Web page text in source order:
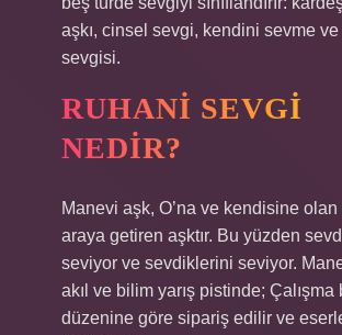
aşkı, cinsel sevgi, kendini sevme ve
sevgisi.
RUHANI SEVGI
NEDIR?
Manevi aşk, O’na ve kendisine
araya getiren aşktır. Bu yüzden
seviyor ve sevdiklerini seviyor.
akıl ve bilim yarış pistinde;
düzenine göre sipariş edilir ve